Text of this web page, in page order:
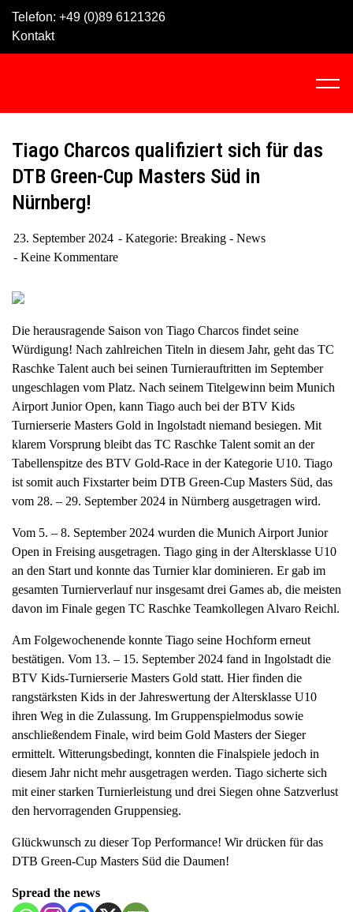
Telefon: +49 (0)89 6121326
Kontakt
C
n
a
v
g
t
i
Tiago Charcos qualifiziert sich für das
DTB Green-Cup Masters Süd in
Nürnberg!
23. September 2024 Kategorie: Breaking - News
Keine Kommentare
Die herausragende Saison von Tiago Charcos findet seine
Würdigung! Nach zahlreichen Titeln in diesem Jahr, geht das TC
Raschke Talent auch bei seinen Turnierauftritten im September
ungeschlagen vom Platz. Nach seinem Titelgewinn beim Munich
Airport Junior Open, kann Tiago auch bei der BTV Kids
Turnierserie Masters Gold in Ingolstadt niemand besiegen. Mit
klarem Vorsprung bleibt das TC Raschke Talent somit an der
Tabellenspitze des BTV Gold-Race in der Kategorie U10. Tiago
ist somit auch Fixstarter beim DTB Green-Cup Masters Süd, das
vom 28. – 29. September 2024 in Nürnberg ausgetragen wird.
Vom 5. – 8. September 2024 wurden die Munich Airport Junior
Open in Freising ausgetragen. Tiago ging in der Altersklasse U10
an den Start und konnte das Turnier klar dominieren. Er gab im
gesamten Turnierverlauf nur insgesamt drei Games ab, die meisten
davon im Finale gegen TC Raschke Teamkollegen Alvaro Reichl.
Am Folgewochenende konnte Tiago seine Hochform erneut
bestätigen. Vom 13. – 15. September 2024 fand in Ingolstadt die
BTV Kids-Turnierserie Masters Gold statt. Hier finden die
rangstärksten Kids in der Jahreswertung der Altersklasse U10
ihren Weg in die Zulassung. Im Gruppenspielmodus sowie
anschließendem Finale, wird beim Gold Masters der Sieger
ermittelt. Witterungsbedingt, konnten die Finalspiele jedoch in
diesem Jahr nicht mehr ausgetragen werden. Tiago sicherte sich
mit einer starken Turnierleistung und drei Siegen ohne Satzverlust
den hervorragenden Gruppensieg.
Glückwunsch zu dieser Top Performance! Wir drücken für das
DTB Green-Cup Masters Süd die Daumen!
Spread the news